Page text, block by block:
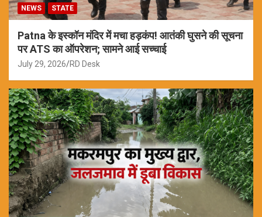
NEWS STATE
Patna के इस्कॉन मंदिर में मचा हड़कंप! आतंकी घुसने की सूचना
पर ATS का ऑपरेशन; सामने आई सच्चाई
July 29, 2026 RD Desk